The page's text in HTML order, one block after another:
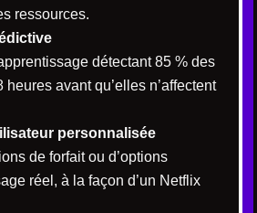
ressources.
détectant 85 % des
heures avant qu’elles n’affectent
personnalisée
de forfait ou d’options
réel, à la façon d’un Netflix